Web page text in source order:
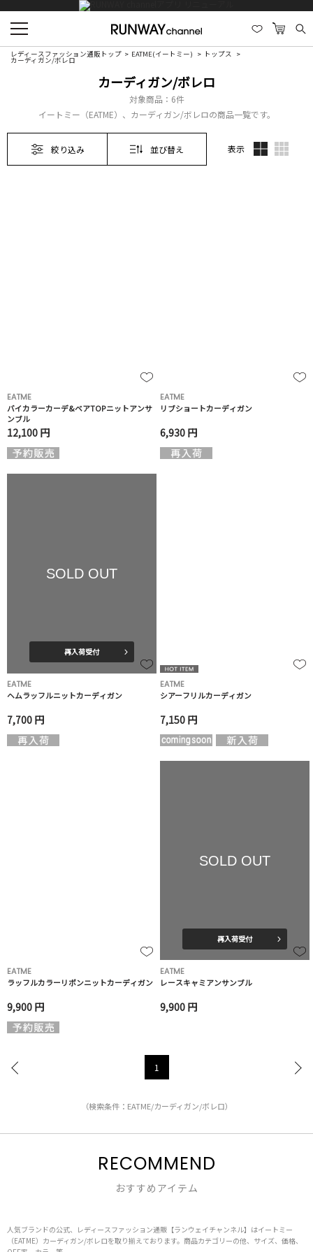
レディースファッション通販トップ EATME(イートミー) トップス
カーディガン/ボレロ
カーディガン/ボレロ
対象商品： 6件
イートミー（EATME）、カーディガン/ボレロの商品一覧です。
絞り込み 並び替え 表示
EATME
バイカラーカーデ&ベアTOPニットアンサ
ンブル
12,100 円
EATME
リブショートカーディガン
6,930 円
SOLD OUT
再入荷受付
EATME
ヘムラッフルニットカーディガン
7,700 円
EATME
シアーフリルカーディガン
7,150 円
EATME
ラッフルカラーリボンニットカーディガン
9,900 円
SOLD OUT
再入荷受付
EATME
レースキャミアンサンブル
9,900 円
1
（検索条件：EATME/カーディガン/ボレロ）
RECOMMEND
おすすめアイテム
人気ブランドの公式、レディースファッション通販【ランウェイチャンネル】はイートミー
（EATME）カーディガン/ボレロを取り揃えております。商品カテゴリーの他、サイズ、価格、